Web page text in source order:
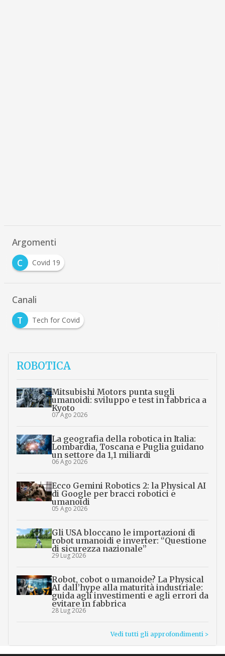
Argomenti
C
Covid 19
Canali
T
Tech for Covid
ROBOTICA
Mitsubishi Motors punta sugli
umanoidi: sviluppo e test in fabbrica a
Kyoto
07 Ago 2026
La geografia della robotica in Italia:
Lombardia, Toscana e Puglia guidano
un settore da 1,1 miliardi
06 Ago 2026
Ecco Gemini Robotics 2: la Physical AI
di Google per bracci robotici e
umanoidi
05 Ago 2026
Gli USA bloccano le importazioni di
robot umanoidi e inverter: “Questione
di sicurezza nazionale”
29 Lug 2026
Robot, cobot o umanoide? La Physical
AI dall’hype alla maturità industriale:
guida agli investimenti e agli errori da
evitare in fabbrica
28 Lug 2026
Vedi tutti gli approfondimenti >